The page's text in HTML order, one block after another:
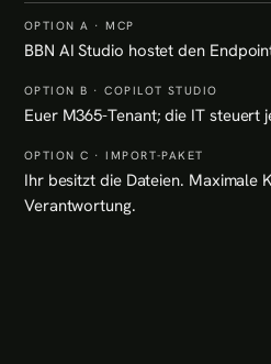
BBN AI Studio hostet den
Euer M365-Tenant; die IT steuert
Ihr besitzt die Dateien. Maximale
Verantwortung.